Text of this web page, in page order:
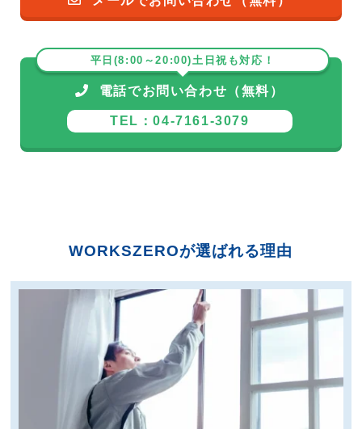
平日(8:00～20:00)土日祝も対応！
電話でお問い合わせ（無料）
TEL：04-7161-3079
WORKSZEROが選ばれる理由